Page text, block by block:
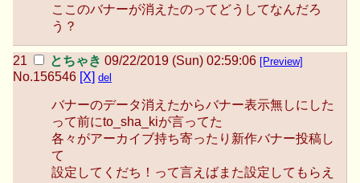
ここのバナーが消えたのってどうしてなんだろ
う？
とちゃき 09/22/2019 (Sun) 02:59:06 [Preview]
No.156546 [X] del
バナーのデータ消えたからバナー表示無しにした
って前にto_sha_kiが言ってた
各々がアーカイブ持ち寄ったり新作バナー投稿し
て
設定してくだち！って言えばまた設定してもらえ